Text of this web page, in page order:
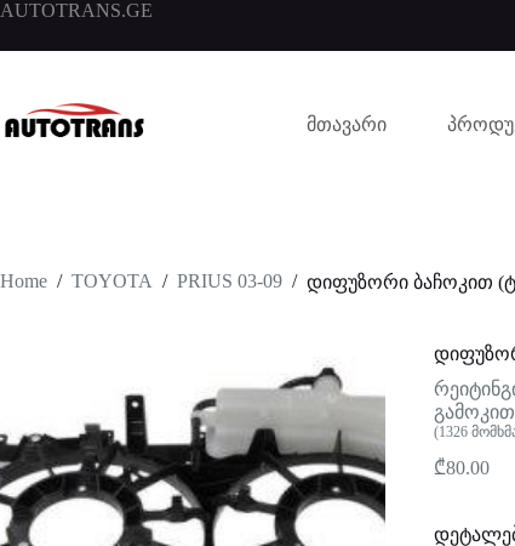
AUTOTRANS.GE
მთავარი
Home / TOYOTA / PRIUS 03-09 / დიფუზორი ბაჩოკით
(1326
₾80.00